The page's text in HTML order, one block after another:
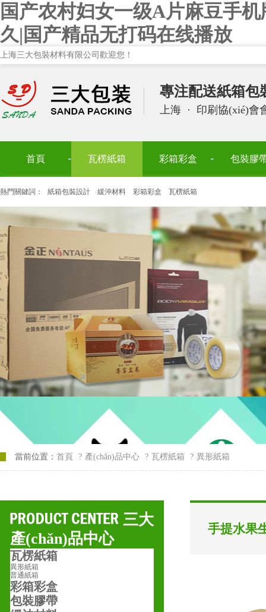
国产农村妇女一级A片麻豆手
久|国产精品无打码在线播放
上海三大包裝材料有限公司歡迎您！
專注配送紙箱包
上海 · 印刷協(xié)會
首頁 瓦楞紙箱 彩箱彩盒 包裝膠
熱門關鍵詞： 紙箱包裝設計 緩沖材料 彩箱彩盒 瓦楞紙箱
當前位置： 首頁 ? 產(chǎn)品中心 ? 瓦楞紙箱 ? 異形紙箱
三大
產(chǎn)品中心
瓦楞紙箱
異形紙箱
普通紙箱
彩箱彩盒
包裝膠帶
手提水果